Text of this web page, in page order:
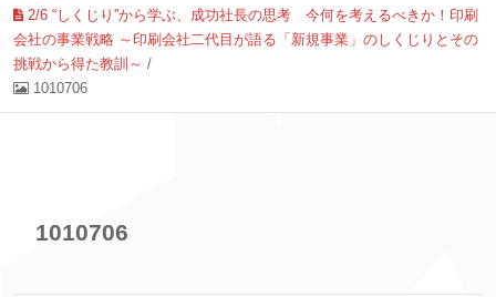
2/6 “しくじり”から学ぶ、成功社長の思考 今何を考えるべきか！印刷
会社の事業戦略 ～印刷会社二代目が語る「新規事業」のしくじりとその
挑戦から得た教訓～ /
1010706
1010706